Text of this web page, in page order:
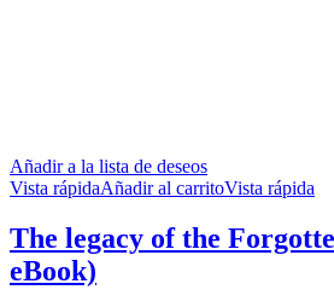
Añadir a la lista de deseos
Vista rápidaAñadir al carritoVista rápida
The legacy of the
eBook)